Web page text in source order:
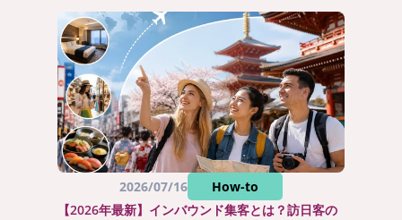
2026/07/16
How-to
【2026年最新】インバウンド集客とは？訪日客の